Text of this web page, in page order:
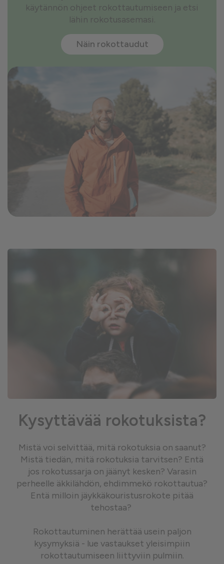
käytännön ohjeet rokottautumiseen ja etsi
lähin rokotusasemasi.
Näin rokottaudut
Kysyttävää rokotuksista?
Mistä voi selvittää, mitä rokotuksia on saanut?
Mistä tiedän, mitä rokotuksia tarvitsen? Entä
jos rokotussarja on jäänyt kesken? Varasin
perheelle äkkilähdön, ehdimmekö rokottautua?
Entä milloin jäykkäkouristusrokote pitää
tehostaa?
Rokottautuminen herättää usein paljon
kysymyksiä - lue vastaukset yleisimpiin
rokottautumiseen liittyviin pulmiin.